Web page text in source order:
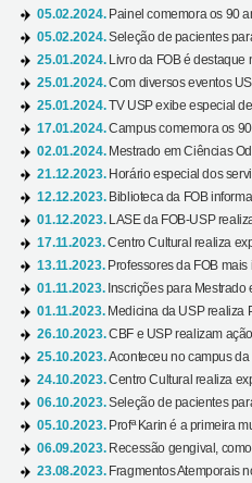
05.02.2024. Painel comemora os 90
05.02.2024.Seleção de pacientes
25.01.2024.
Livro da FOB é destaque
25.01.2024.Com diversos eventos
25.01.2024.TV USP exibe especial
17.01.2024.Campus comemora os
02.01.2024. Mestrado em Ciências
21.12.2023. Horário especial dos
12.12.2023. Biblioteca da FOB
01.12.2023.
LASE da FOB-USP
17.11.2023.Centro Cultural realiza
13.11.2023. Professores da FOB
01.11.2023. Inscrições para
01.11.2023. Medicina da USP realiza
26.10.2023.CBF e USP realizam
25.10.2023.Aconteceu no campus da
24.10.2023.Centro Cultural realiza
06.10.2023.Seleção de pacientes
05.10.2023. Profª Karin é a primeira
06.09.2023. Recessão gengival,
23.08.2023. Fragmentos Atemporais